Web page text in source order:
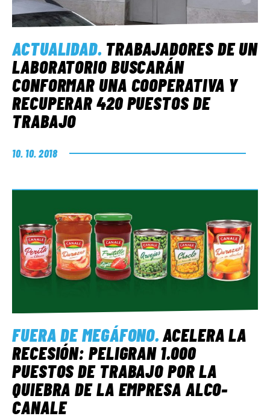
ACTUALIDAD. TRABAJADORES DE UN
LABORATORIO BUSCARÁN
CONFORMAR UNA COOPERATIVA Y
RECUPERAR 420 PUESTOS DE
TRABAJO
10. 10. 2018
FUERA DE MEGÁFONO. ACELERA LA
RECESIÓN: PELIGRAN 1.000
PUESTOS DE TRABAJO POR LA
QUIEBRA DE LA EMPRESA ALCO-
CANALE